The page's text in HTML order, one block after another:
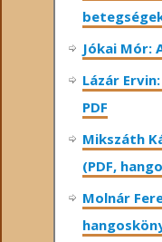
Jókai Mór:
Lázár
PDF
Mikszáth
(PDF,
Molnár